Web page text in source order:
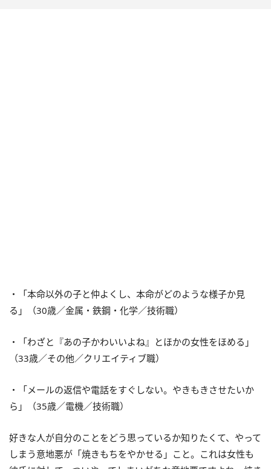
・「本命以外の子と仲よくし、本命がどのような様子か見
る」（30歳／金属・鉄鋼・化学／技術職）
・「わざと『あの子かわいいよね』とほかの女性をほめる」
（33歳／その他／クリエイティブ職）
・「メールの返信や電話をすぐしない。やきもきさせたいか
ら」（35歳／電機／技術職）
好きな人が自分のことをどう思っているか知りたくて、やって
しまう意地悪が「焼きもちをやかせる」こと。これは女性も